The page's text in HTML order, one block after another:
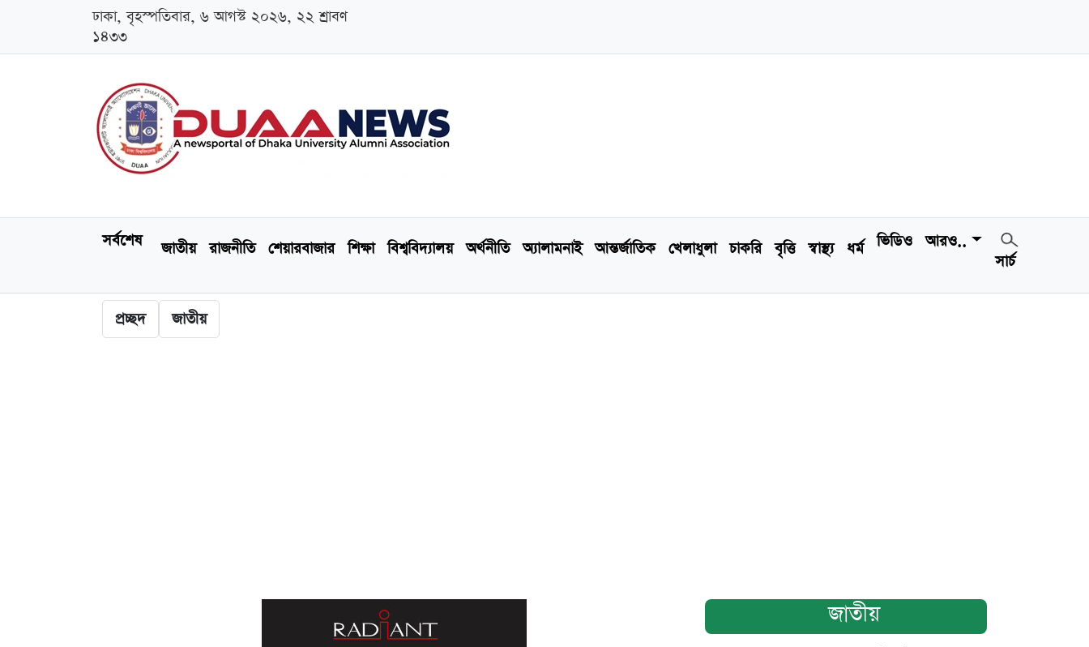
ঢাকা, বৃহস্পতিবার, ৬ আগস্ট ২০২৬, ২২ শ্রাবণ
১৪৩৩
সর্বশেষ জাতীয় রাজনীতি শেয়ারবাজার শিক্ষা বিশ্ববিদ্যালয় অর্থনীতি অ্যালামনাই আন্তর্জাতিক খেলাধুলা চাকরি বৃত্তি স্বাস্থ্য ধর্ম ভিডিও
আরও..
সার্চ
প্রচ্ছদ জাতীয়
জাতীয়